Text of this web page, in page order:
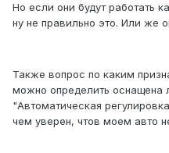
Но если они будут работать
ну не правильно это. Или же
Также вопрос по каким
можно определить оснащена
"Автоматическая
чем уверен, чтов моем авто